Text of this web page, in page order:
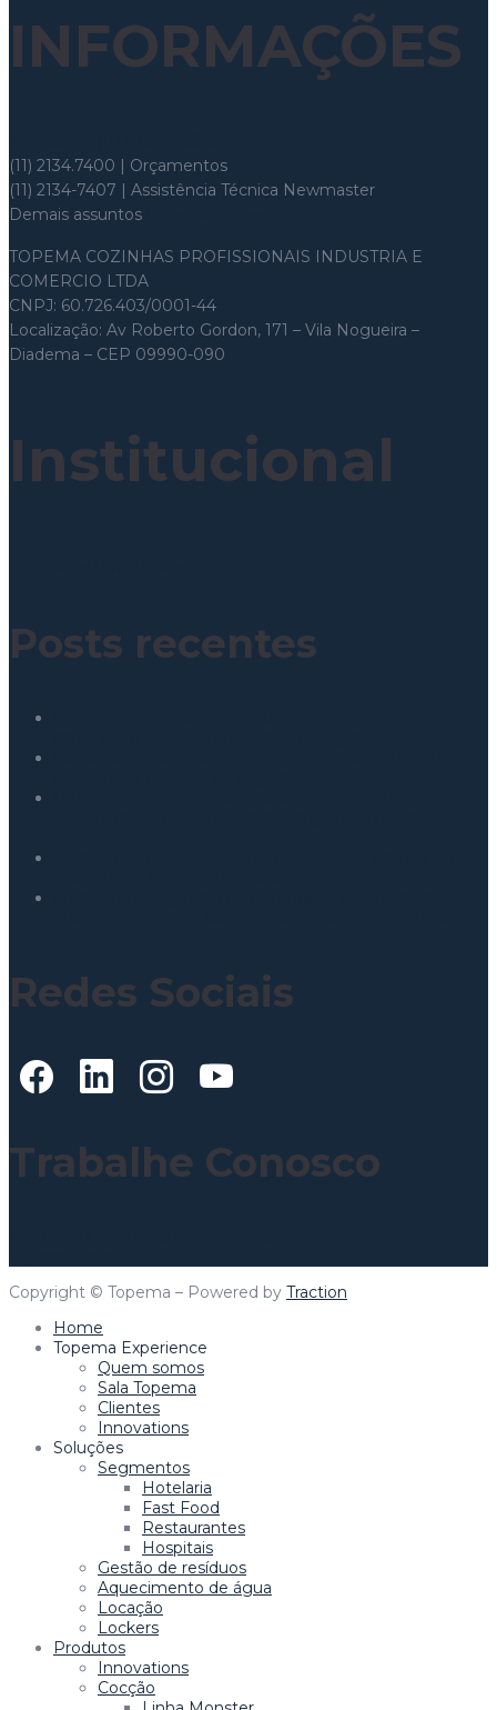
INFORMAÇÕES
(11) 2134.7400 | Orçamentos
(11) 2134-7407 | Assistência Técnica Newmaster
Demais assuntos
TOPEMA COZINHAS PROFISSIONAIS INDUSTRIA E
COMERCIO LTDA
CNPJ: 60.726.403/0001-44
Localização: Av Roberto Gordon, 171 – Vila Nogueira –
Diadema – CEP 09990-090
Institucional
Posts recentes
Redes Sociais
Trabalhe Conosco
Copyright © Topema – Powered by Traction
Home
Topema Experience
Quem somos
Sala Topema
Clientes
Innovations
Soluções
Segmentos
Hotelaria
Fast Food
Restaurantes
Hospitais
Gestão de resíduos
Aquecimento de água
Locação
Lockers
Produtos
Innovations
Cocção